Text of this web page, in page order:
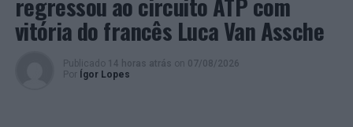
desporto, ambiente, etc.) e simultaneamente, reforçar
os impactos dos projetos de desenvolvimento curricular
existentes.
vitória do francês Luca Van Assche
Publicado 14 horas atrás on 07/08/2026
Por
Ígor Lopes